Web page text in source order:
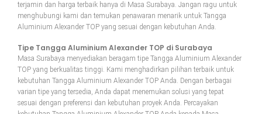
terjamin dan harga terbaik hanya di Masa Surabaya. Jangan ragu untuk
menghubungi kami dan temukan penawaran menarik untuk Tangga
Aluminium Alexander TOP yang sesuai dengan kebutuhan Anda.
Tipe Tangga Aluminium Alexander TOP di Surabaya
Masa Surabaya menyediakan beragam tipe Tangga Aluminium Alexander
TOP yang berkualitas tinggi. Kami menghadirkan pilihan terbaik untuk
kebutuhan Tangga Aluminium Alexander TOP Anda. Dengan berbagai
varian tipe yang tersedia, Anda dapat menemukan solusi yang tepat
sesuai dengan preferensi dan kebutuhan proyek Anda. Percayakan